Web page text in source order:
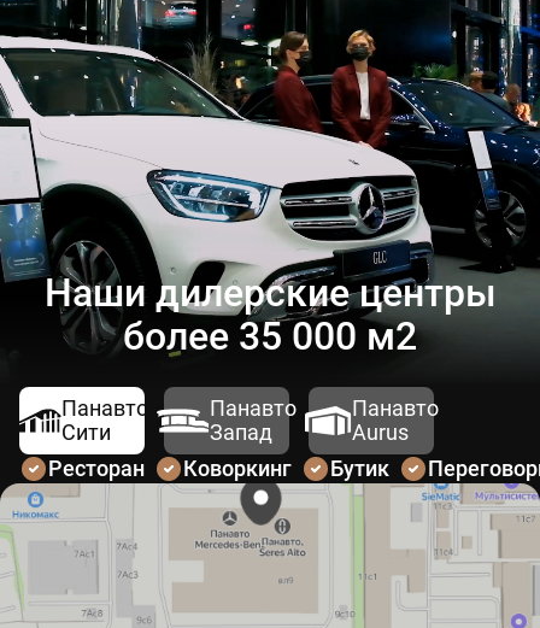
Наши дилерские центры
более 35 000 м2
Панавто
Сити
Панавто
Запад
Панавто
Aurus
Ресторан
Коворкинг Бутик